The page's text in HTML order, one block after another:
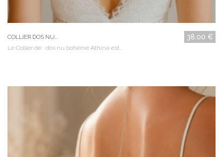
COLLIER DOS NU... 38,00 €
Le Collier de dos nu bohème Athina est...